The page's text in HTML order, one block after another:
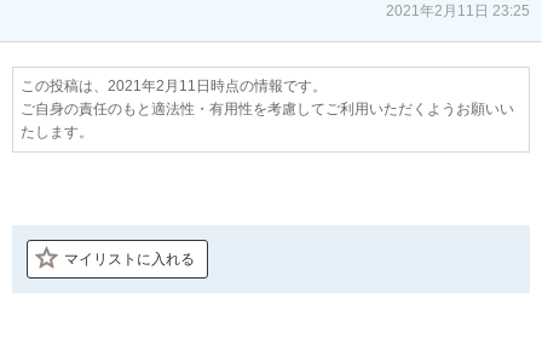
2021年2月11日 23:25
この投稿は、2021年2月11日時点の情報です。
ご自身の責任のもと適法性・有用性を考慮してご利用いただくようお願いい
たします。
マイリストに入れる